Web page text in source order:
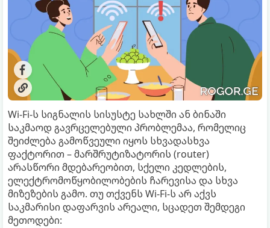
Wi-Fi-ს სიგნალის სისუსტე სახლში ან ბინაში
საკმაოდ გავრცელებული პრობლემაა, რომელიც
შეიძლება გამოწვეული იყოს სხვადასხვა
ფაქტორით – მარშრუტიზატორის (router)
არასწორი მდებარეობით, სქელი კედლების,
ელექტრომოწყობილობების ჩარევისა და სხვა
მიზეზების გამო. თუ თქვენს Wi-Fi-ს არ აქვს
საკმარისი დაფარვის არეალი, სცადეთ შემდეგი
მეთოდები: